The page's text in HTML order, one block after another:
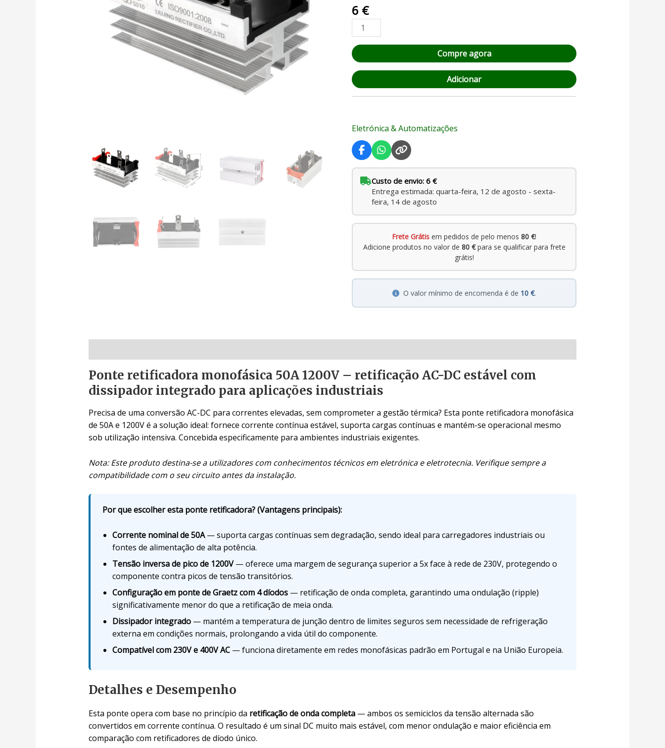
6 €
–
4
Díodos
AC-
DC
para
Fontes
Compre agora
Adicionar
Eletrónica & Automatizações
Custo de envio: 6 €
Entrega estimada: quarta-feira, 12 de agosto - sexta-
feira, 14 de agosto
Frete Grátis em pedidos de pelo menos80 €!
Adicione produtos no valor de 80 €para se qualificar para frete
grátis!
O valor mínimo de encomenda é de 10 €.
Ponte retificadora monofásica 50A 1200V – retificação AC-DC estável com
dissipador integrado para aplicações industriais
Precisa de uma conversão AC-DC para correntes elevadas, sem comprometer a gestão térmica? Esta ponte retificadora monofásica
de 50A e 1200V é a solução ideal: fornece corrente contínua estável, suporta cargas contínuas e mantém-se operacional mesmo
sob utilização intensiva. Concebida especificamente para ambientes industriais exigentes.
Nota: Este produto destina-se a utilizadores com conhecimentos técnicos em eletrónica e eletrotecnia. Verifique sempre a
compatibilidade com o seu circuito antes da instalação.
Por que escolher esta ponte retificadora? (Vantagens principais):
Corrente nominal de 50A— suporta cargas contínuas sem degradação, sendo ideal para carregadores industriais ou
fontes de alimentação de alta potência.
Tensão inversa de pico de 1200V— oferece uma margem de segurança superior a 5x face à rede de 230V, protegendo o
componente contra picos de tensão transitórios.
Configuração em ponte de Graetz com 4 díodos— retificação de onda completa, garantindo uma ondulação (ripple)
significativamente menor do que a retificação de meia onda.
Dissipador integrado— mantém a temperatura de junção dentro de limites seguros sem necessidade de refrigeração
externa em condições normais, prolongando a vida útil do componente.
Compatível com 230V e 400V AC— funciona diretamente em redes monofásicas padrão em Portugal e na União Europeia.
Detalhes e Desempenho
Esta ponte opera com base no princípio da retificação de onda completa— ambos os semiciclos da tensão alternada são
convertidos em corrente contínua. O resultado é um sinal DC muito mais estável, com menor ondulação e maior eficiência em
comparação com retificadores de díodo único.